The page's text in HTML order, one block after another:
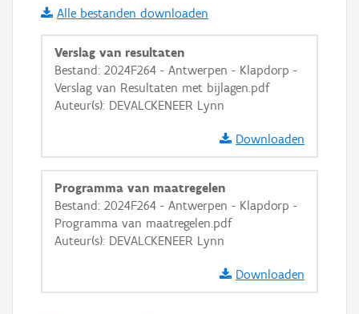
i
+ −
Basis Lagen
OSM-Basiskaart
GRB-Basiskaart
Alle bestanden downloaden
Verslag van resultaten
Bestand: 2024F264 - Antwerpen - Klapdorp -
Verslag van Resultaten met bijlagen.pdf
Auteur(s): DEVALCKENEER Lynn
Downloaden
Programma van maatregelen
Bestand: 2024F264 - Antwerpen - Klapdorp -
Programma van maatregelen.pdf
Auteur(s): DEVALCKENEER Lynn
Downloaden